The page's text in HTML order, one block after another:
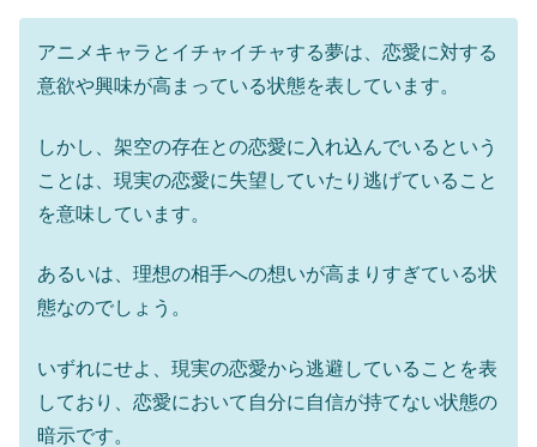
アニメキャラとイチャイチャする夢は、恋愛に対する
意欲や興味が高まっている状態を表しています。
しかし、架空の存在との恋愛に入れ込んでいるという
ことは、現実の恋愛に失望していたり逃げていること
を意味しています。
あるいは、理想の相手への想いが高まりすぎている状
態なのでしょう。
いずれにせよ、現実の恋愛から逃避していることを表
しており、恋愛において自分に自信が持てない状態の
暗示です。